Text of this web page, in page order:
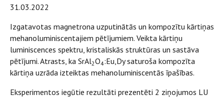
31.03.2022
Izgatavotas magnetrona uzputinātās un kompozītu kārtiņas
mehanoluminiscentajiem pētījumiem. Veikta kārtiņu
luminiscences spektru, kristaliskās struktūras un sastāva
pētījumi. Atrasts, ka SrAl2O4:Eu,Dy saturoša kompozīta
kārtiņa uzrāda izteiktas mehanoluminiscentās īpašības.
Eksperimentos iegūtie rezultāti prezentēti 2 ziņojumos LU